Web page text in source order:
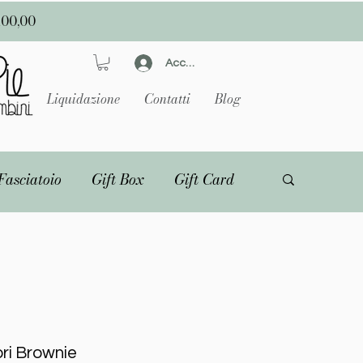
Accedi
Liquidazione Contatti Blog
Gift Box Gift Card
Brownie